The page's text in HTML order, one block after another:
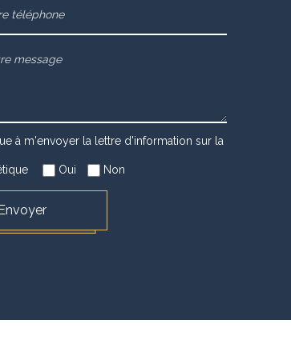
à m'envoyer la lettre d'information sur la
Oui Non